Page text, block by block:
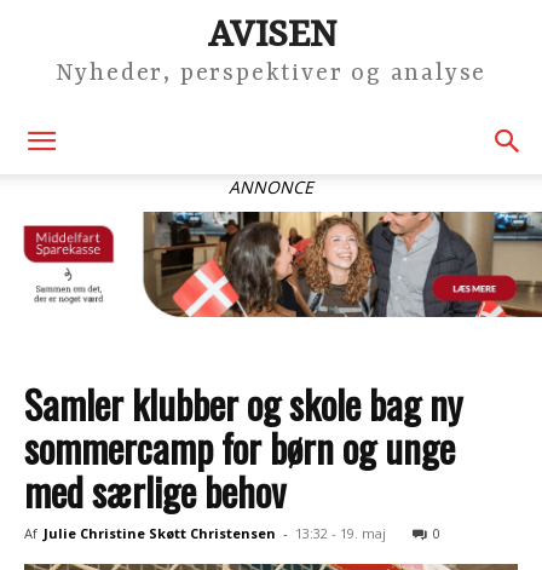
AVISEN
Nyheder, perspektiver og analyse
ANNONCE
Samler klubber og skole bag ny
sommercamp for børn og unge
med særlige behov
Af Julie Christine Skøtt Christensen - 13:32 - 19. maj 0